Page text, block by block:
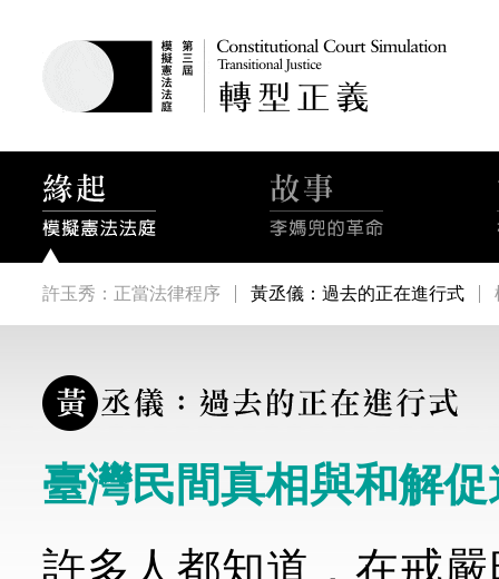
許玉秀：正當法律程序 黃丞儀：過去的正在進行式
臺灣民間真相與和解
許多人都知道，在戒